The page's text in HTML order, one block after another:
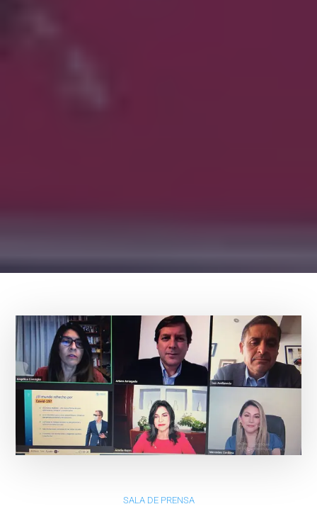
SALA DE PRENSA